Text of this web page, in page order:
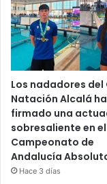
Los nadadores del
Natación Alcalá
firmado una
sobresaliente en el
Campeonato de
Andalucía
Hace 3 días